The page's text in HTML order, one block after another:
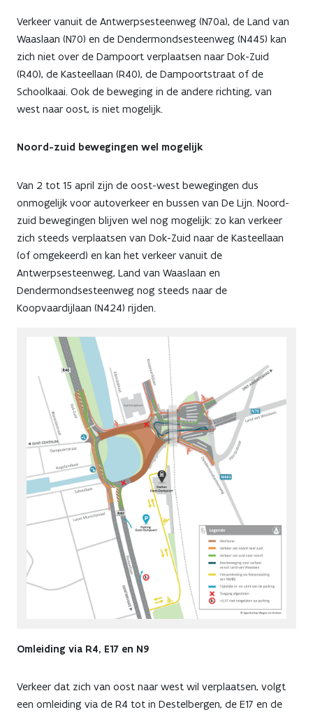
onderbroken
voor
auto
en
van
2
tot
15
april
Verkeer vanuit de Antwerpsesteenweg (N70a), de Land van
Waaslaan (N70) en de Dendermondsesteenweg (N445) kan
zich niet over de Dampoort verplaatsen naar Dok-Zuid
(R40), de Kasteellaan (R40), de Dampoortstraat of de
Schoolkaai. Ook de beweging in de andere richting, van
west naar oost, is niet mogelijk.
Noord-zuid bewegingen wel mogelijk
Van 2 tot 15 april zijn de oost-west bewegingen dus
onmogelijk voor autoverkeer en bussen van De Lijn. Noord-
zuid bewegingen blijven wel nog mogelijk: zo kan verkeer
zich steeds verplaatsen van Dok-Zuid naar de Kasteellaan
(of omgekeerd) en kan het verkeer vanuit de
Antwerpsesteenweg, Land van Waaslaan en
Dendermondsesteenweg nog steeds naar de
Koopvaardijlaan (N424) rijden.
Omleiding via R4, E17 en N9
Verkeer dat zich van oost naar west wil verplaatsen, volgt
een omleiding via de R4 tot in Destelbergen, de E17 en de